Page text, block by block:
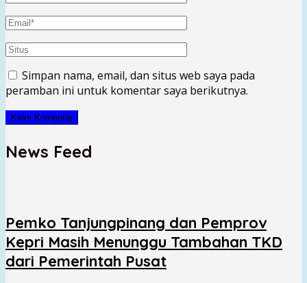
Simpan nama, email, dan situs web saya pada
peramban ini untuk komentar saya berikutnya.
News Feed
Pemko Tanjungpinang dan Pemprov
Kepri Masih Menunggu Tambahan TKD
dari Pemerintah Pusat